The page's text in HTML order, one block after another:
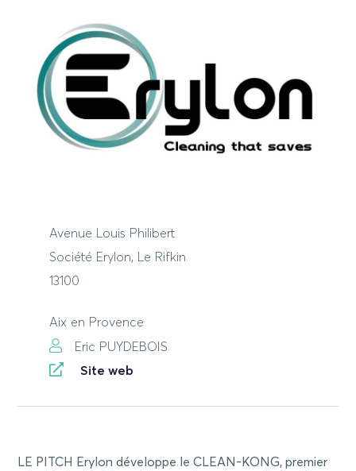
Avenue Louis Philibert
Société Erylon, Le Rifkin
13100
Aix en Provence
Eric PUYDEBOIS
Site web
LE PITCH Erylon développe le CLEAN-KONG, premier